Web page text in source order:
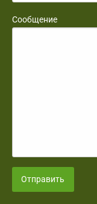
Сообщение
Отправить